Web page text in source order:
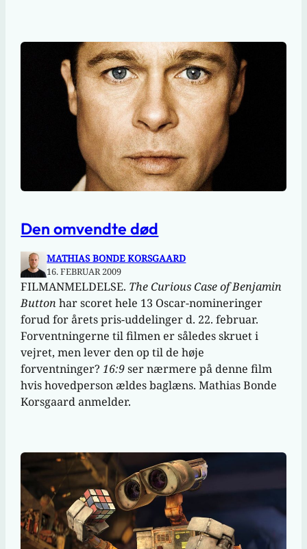
Den omvendte død
MATHIAS BONDE KORSGAARD
16. FEBRUAR 2009
FILMANMELDELSE. The Curious Case of Benjamin
Buttonhar scoret hele 13 Oscar-nomineringer
forud for årets pris-uddelinger d. 22. februar.
Forventningerne til filmen er således skruet i
vejret, men lever den op til de høje
forventninger?16:9ser nærmere på denne film
hvis hovedperson ældes baglæns. Mathias Bonde
Korsgaard anmelder.